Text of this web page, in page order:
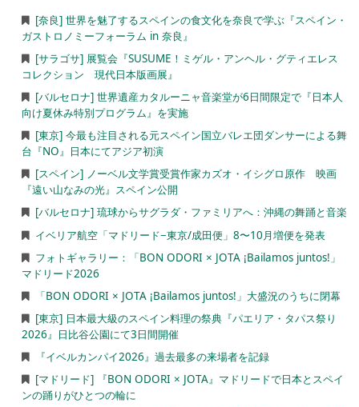
[奈良] 世界を魅了するスペインの食文化を奈良で学ぶ『スペイン・
ガストロノミーフォーラム in 奈良』
[サラゴサ] 展覧会『SUSUME！ミゲル・アンヘル・グティエレス
コレクション 現代日本版画展』
[バルセロナ] 世界遺産カタルーニャ音楽堂が6日間限定で『日本人
向け夏休み特別プログラム』を実施
[東京] 今最も注目される元スペイン国立バレエ団ダンサーによる舞
台『NO』日本にてアジア初演
[スペイン] ノーベル文学賞受賞作家カズオ・イシグロ原作 映画
『遠い山なみの光』スペイン公開
[バルセロナ] 琉球からサグラダ・ファミリアへ：沖縄の舞踊と音楽
イベリア航空「マドリード−東京/成田便」8〜10月増便を発表
フォトギャラリー：「BON ODORI × JOTA ¡Bailamos juntos!」
マドリード2026
「BON ODORI × JOTA ¡Bailamos juntos!」大盛況のうちに閉幕
[東京] 日本最大級のスペイン料理の祭典『パエリア・タパス祭り
2026』日比谷公園にて3日間開催
『イベルカンパイ2026』過去最多の来場者を記録
[マドリード] 『BON ODORI × JOTA』マドリードで日本とスペイ
ンの踊りがひとつの輪に